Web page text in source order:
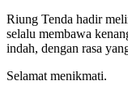
Riung Tenda hadir
selalu membawa
indah, dengan rasa
Selamat menikmati.